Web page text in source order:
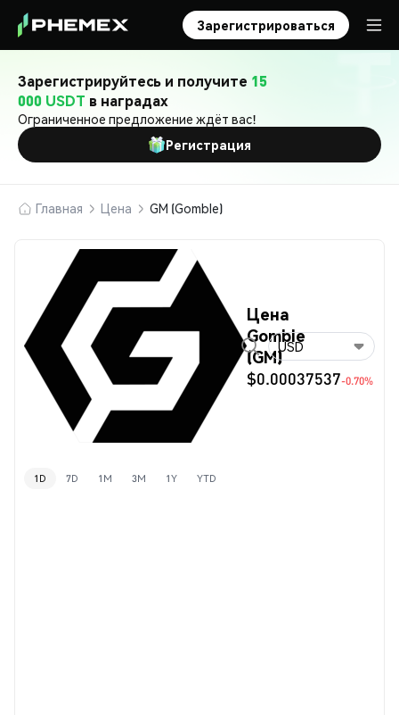
Зарегистрироваться
Зарегистрируйтесь и получите 15
000 USDT в наградах
Ограниченное предложение ждёт вас!
Регистрация
Главная Цена GM (Gomble)
Цена
Gomble
(GM)
$0.00037537-0.70%
USD
1D 7D 1M 3M 1Y YTD